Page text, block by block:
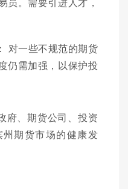
对一些不规范的期货
仍需加强，以保护投
府、期货公司、投资
期货市场的健康发